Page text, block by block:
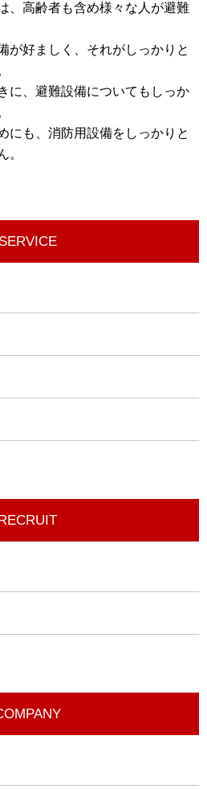
、高齢者も含め様々な人が避難
が好ましく、それがしっかりと
に、避難設備についてもしっか
にも、消防用設備をしっかりと
。
SERVICE